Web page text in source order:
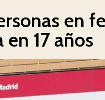
en
17 años